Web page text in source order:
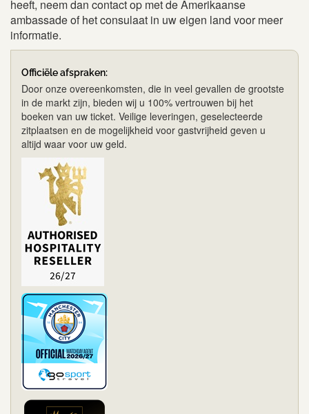
heeft, neem dan contact op met de Amerikaanse
ambassade of het consulaat in uw eigen land voor meer
informatie.
Officiële afspraken:
Door onze overeenkomsten, die in veel gevallen de grootste
in de markt zijn, bieden wij u 100% vertrouwen bij het
boeken van uw ticket. Veilige leveringen, geselecteerde
zitplaatsen en de mogelijkheid voor gastvrijheid geven u
altijd waar voor uw geld.